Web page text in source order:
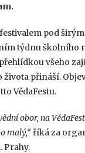
pod
týdnu školního
přehlídkou všeho
života přináší.
VědaFestu.
obor, na
malý,“říká za
Prahy.